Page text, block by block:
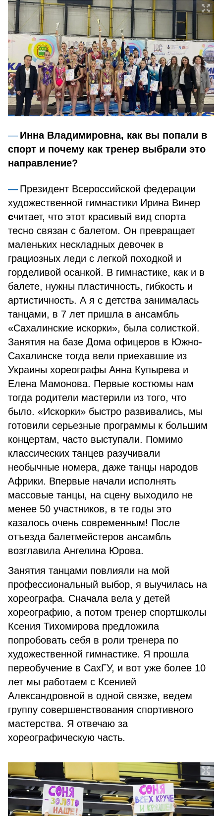
Инна Владимировна, как вы попали в
спорт и почему как тренер выбрали это
направление?
Президент Всероссийской федерации
художественной гимнастики Ирина Винер
считает, что этот красивый вид спорта
тесно связан с балетом. Он превращает
маленьких нескладных девочек в
грациозных леди с легкой походкой и
горделивой осанкой. В гимнастике, как и в
балете, нужны пластичность, гибкость и
артистичность. А я с детства занималась
танцами, в 7 лет пришла в ансамбль
«Сахалинские искорки», была солисткой.
Занятия на базе Дома офицеров в Южно-
Сахалинске тогда вели приехавшие из
Украины хореографы Анна Купырева и
Елена Мамонова. Первые костюмы нам
тогда родители мастерили из того, что
было. «Искорки» быстро развивались, мы
готовили серьезные программы к большим
концертам, часто выступали. Помимо
классических танцев разучивали
необычные номера, даже танцы народов
Африки. Впервые начали исполнять
массовые танцы, на сцену выходило не
менее 50 участников, в те годы это
казалось очень современным! После
отъезда балетмейстеров ансамбль
возглавила Ангелина Юрова.
Занятия танцами повлияли на мой
профессиональный выбор, я выучилась на
хореографа. Сначала вела у детей
хореографию, а потом тренер спортшколы
Ксения Тихомирова предложила
попробовать себя в роли тренера по
художественной гимнастике. Я прошла
переобучение в СахГУ, и вот уже более 10
лет мы работаем с Ксенией
Александровной в одной связке, ведем
группу совершенствования спортивного
мастерства. Я отвечаю за
хореографическую часть.